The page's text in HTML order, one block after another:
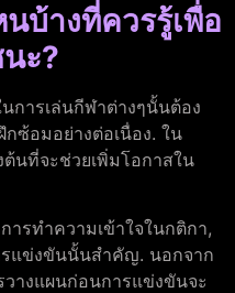
บ้างที่ควรรู้เพื่อ
ะ?
การเล่นกีฬาต่างๆนั้นต้อง
ซ้อมอย่างต่อเนื่อง. ใน
นที่จะช่วยเพิ่มโอกาสใน
การทำความเข้าใจในกติกา,
แข่งขันนั้นสำคัญ. นอกจาก
างแผนก่อนการแข่งขันจะ